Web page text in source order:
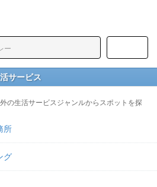
サービス
の生活サービスジャンルからスポットを探
所
グ